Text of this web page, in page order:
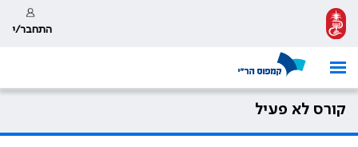
התחבר/י
קורס לא פעיל